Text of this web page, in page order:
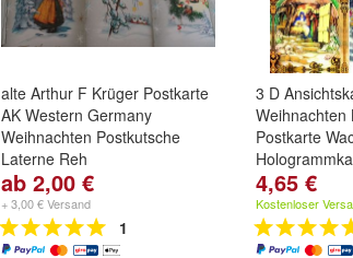
alte Arthur F Krüger Postkarte
AK Western Germany
Weihnachten Postkutsche
Laterne Reh
Motiv: 725 - Rehe
Laterne,727 - Postkutsche
undweitere ...
ab 2,00 €
+ 3,00 € Versand
1
3 D
Weihnachten
Postkarte
Motiv: Zug
Krippeund
4,65 €
Kostenloser